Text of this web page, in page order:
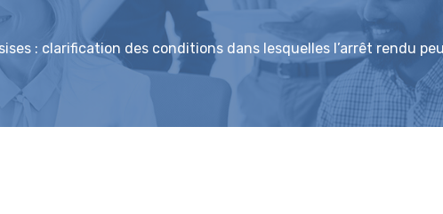
: clarification des conditions dans lesquelles l’arrêt rendu